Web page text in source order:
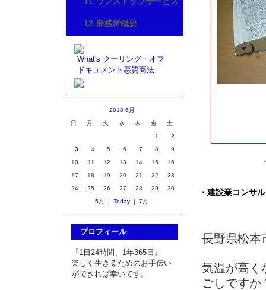
・建設業コンサ
長野県松本
気温が高く
ごしですか
12.事務所概要
What's クーリング・オフ
ドキュメント悪質商法
2018 6月
日
月 火 水 木 金
土
1
2
3
4 5 6 7 8
9
10
11 12 13 14 15
16
17
18 19 20 21 22
23
24
25 26 27 28 29
30
5月
| Today | 7月
プロフィール
『1日24時間、1年365日』
楽しく生きるためのお手伝い
ができれば幸いです。